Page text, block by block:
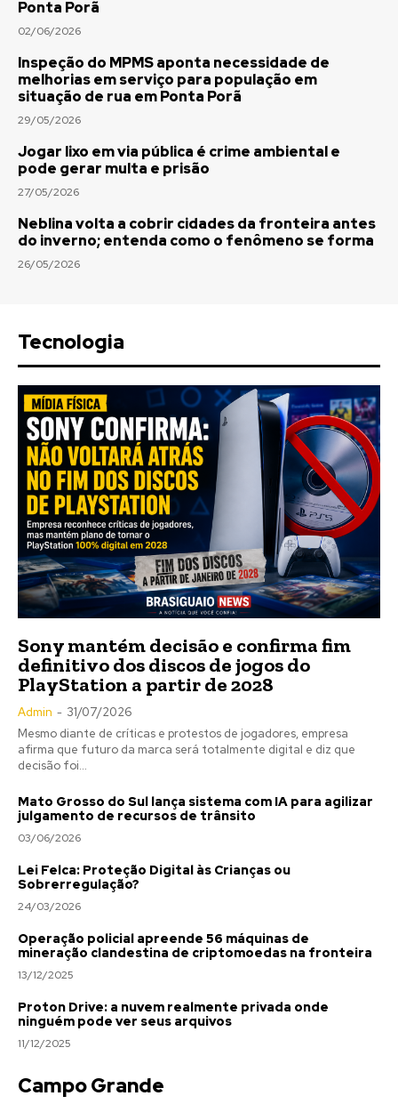
Ponta Porã
02/06/2026
Inspeção do MPMS aponta necessidade de
melhorias em serviço para população em
situação de rua em Ponta Porã
29/05/2026
Jogar lixo em via pública é crime ambiental e
pode gerar multa e prisão
27/05/2026
Neblina volta a cobrir cidades da fronteira antes
do inverno; entenda como o fenômeno se forma
26/05/2026
Tecnologia
Sony mantém decisão e confirma fim
definitivo dos discos de jogos do
PlayStation a partir de 2028
Admin - 31/07/2026
Mesmo diante de críticas e protestos de jogadores, empresa
afirma que futuro da marca será totalmente digital e diz que
decisão foi...
Mato Grosso do Sul lança sistema com IA para agilizar
julgamento de recursos de trânsito
03/06/2026
Lei Felca: Proteção Digital às Crianças ou
Sobrerregulação?
24/03/2026
Operação policial apreende 56 máquinas de
mineração clandestina de criptomoedas na fronteira
13/12/2025
Proton Drive: a nuvem realmente privada onde
ninguém pode ver seus arquivos
11/12/2025
Campo Grande